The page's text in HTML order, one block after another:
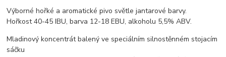
Výborné hořké a aromatické pivo světle jantarové barvy.
Hořkost 40-45 IBU, barva 12-18 EBU, alkoholu 5,5% ABV.
Mladinový koncentrát balený ve speciálním silnostěnném stojacím
sáčku